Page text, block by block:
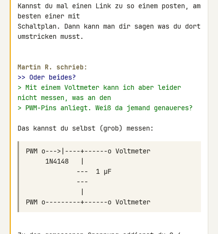
Kannst du mal einen Link zu so einem posten, am
besten einer mit
Schaltplan. Dann kann man dir sagen was du dort
umstricken musst.
Martin R. schrieb:
>> Oder beides?
> Mit einem Voltmeter kann ich aber leider
nicht messen, was an den
> PWM-Pins anliegt. Weiß da jemand genaueres?
Das kannst du selbst (grob) messen: